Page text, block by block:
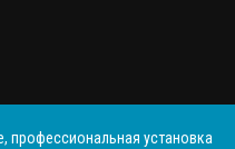
профессиональная установка